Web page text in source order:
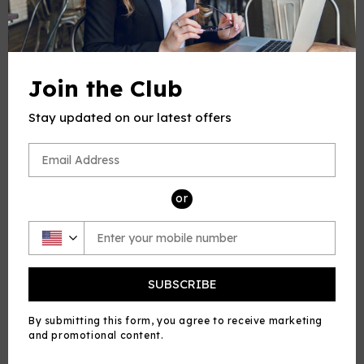
Rzeźba "Anioł z sercem"
Cena
70,00 zl PLN
Dodaj do koszyka
Tryptyk "ŻYRAFA"
Cena
900,00 zl PLN Cena
Dodaj do koszyka
Join the Club
Stay updated on our latest offers
or
SUBSCRIBE
By submitting this form, you agree to receive marketing
and promotional content.